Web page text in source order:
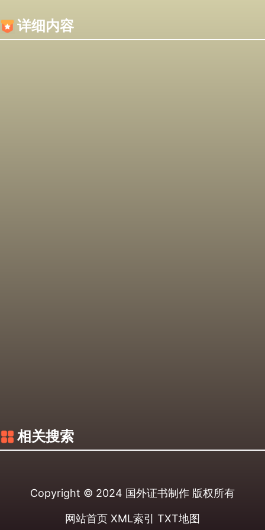
详细内容
相关搜索
Copyright © 2024 国外证书制作 版权所有
网站首页 XML索引 TXT地图